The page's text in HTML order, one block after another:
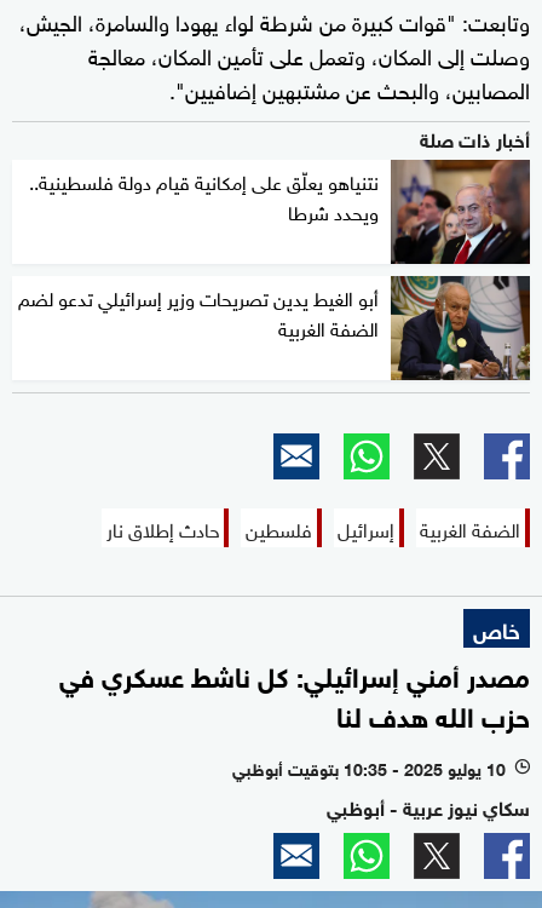
وتابعت: "قوات كبيرة من شرطة لواء يهودا والسامرة، الجيش،
وصلت إلى المكان، وتعمل على تأمين المكان، معالجة
المصابين، والبحث عن مشتبهين إضافيين".
أخبار ذات صلة
نتنياهو يعلّق على إمكانية قيام دولة فلسطينية..
ويحدد شرطا
أبو الغيط يدين تصريحات وزير إسرائيلي تدعو لضم
الضفة الغربية
الضفة الغربية إسرائيل فلسطين حادث إطلاق نار
خاص
مصدر أمني إسرائيلي: كل ناشط عسكري في
حزب الله هدف لنا
l 10 يوليو 2025 - 10:35 بتوقيت أبوظبي
سكاي نيوز عربية - أبوظبي